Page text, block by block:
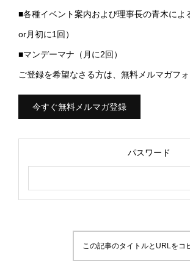
ENGLISH
Donation
■各種イベント案内および理事長の青木によ
or月初に1回）
■マンデーマナ（月に2回）
ご登録を希望なさる方は、無料メルマガフォ
今すぐ無料メルマガ登録
パスワード
この記事のタイトルとURLをコ